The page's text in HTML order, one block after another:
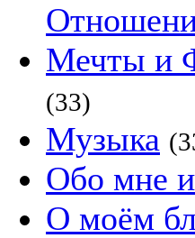
Мечты и
(33)
Музыка
Обо мне
О моём